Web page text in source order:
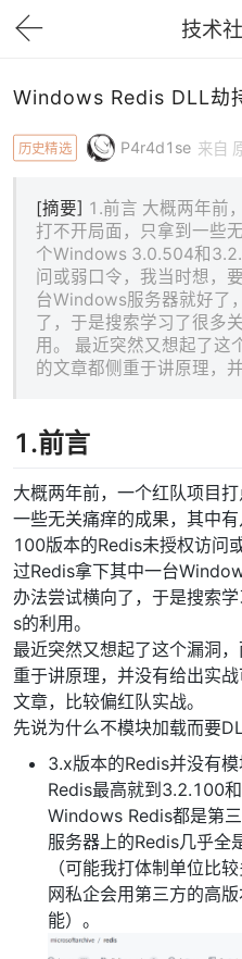
技术
Windows Redis DLL劫
历史精选 P4r4d1se 来自
[摘要] 1.前言 大概两年前
打不开局面，只拿到一些
个Windows 3.0.504和
问或弱口令，我当时想，
台Windows服务器就好了
了，于是搜索学习了很多
用。 最近突然又想起了这
的文章都侧重于讲原理，
1.前言
大概两年前，一个红队项目
一些无关痛痒的成果，其中
100版本的Redis未授权访问
过Redis拿下其中一台
办法尝试横向了，于是搜索
s的利用。
最近突然又想起了这个漏洞
重于讲原理，并没有给出实
文章，比较偏红队实战。
先说为什么不模块加载而要
3.x版本的Redis并没有
Redis最高就到3.2.100
Windows Redis都是第
服务器上的Redis几乎
（可能我打体制单位比
网私企会用第三方的高
能）。